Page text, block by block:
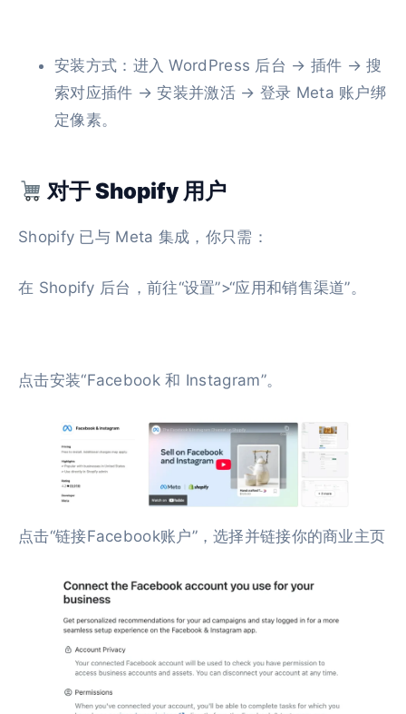
安装方式：进入 WordPress 后台 → 插件 → 搜
索对应插件 → 安装并激活 → 登录 Meta 账户绑
定像素。
对于 Shopify 用户
Shopify 已与 Meta 集成，你只需：
在 Shopify 后台，前往“设置”>“应用和销售渠道”。
点击安装“Facebook 和 Instagram”。
点击“链接Facebook账户”，选择并链接你的商业主页